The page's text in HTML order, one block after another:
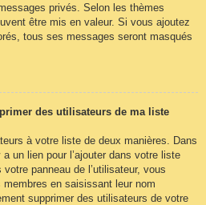
privés. Selon les thèmes
être mis en valeur. Si vous ajoutez
tous ses messages seront masqués
des utilisateurs de ma liste
à votre liste de deux manières. Dans
un lien pour l’ajouter dans votre liste
votre panneau de l’utilisateur, vous
en saisissant leur nom
supprimer des utilisateurs de votre